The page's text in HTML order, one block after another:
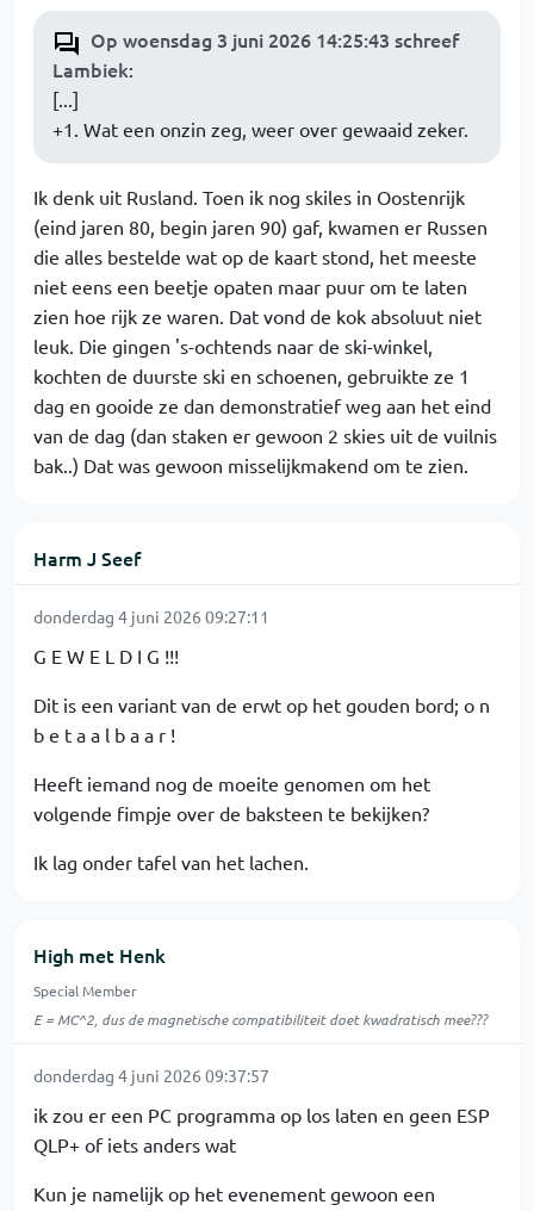
Op woensdag 3 juni 2026 14:25:43 schreef
Lambiek:
[...]
+1. Wat een onzin zeg, weer over gewaaid zeker.
Ik denk uit Rusland. Toen ik nog skiles in Oostenrijk
(eind jaren 80, begin jaren 90) gaf, kwamen er Russen
die alles bestelde wat op de kaart stond, het meeste
niet eens een beetje opaten maar puur om te laten
zien hoe rijk ze waren. Dat vond de kok absoluut niet
leuk. Die gingen 's-ochtends naar de ski-winkel,
kochten de duurste ski en schoenen, gebruikte ze 1
dag en gooide ze dan demonstratief weg aan het eind
van de dag (dan staken er gewoon 2 skies uit de vuilnis
bak..) Dat was gewoon misselijkmakend om te zien.
Harm J Seef
donderdag 4 juni 2026 09:27:11
G E W E L D I G !!!
Dit is een variant van de erwt op het gouden bord; o n
b e t a a l b a a r !
Heeft iemand nog de moeite genomen om het
volgende fimpje over de baksteen te bekijken?
Ik lag onder tafel van het lachen.
High met Henk
Special Member
E = MC^2, dus de magnetische compatibiliteit doet kwadratisch mee???
donderdag 4 juni 2026 09:37:57
ik zou er een PC programma op los laten en geen ESP
QLP+ of iets anders wat
Kun je namelijk op het evenement gewoon een